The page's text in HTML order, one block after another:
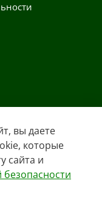
вы даете
которые
сайта и